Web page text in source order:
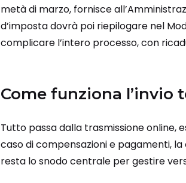
metà di marzo, fornisce
d’imposta dovrà poi riepilogare nel
complicare l’intero processo, con
Come funziona l’invio
Tutto passa dalla trasmissione online,
caso di compensazioni e pagamenti,
resta lo snodo centrale per gestire